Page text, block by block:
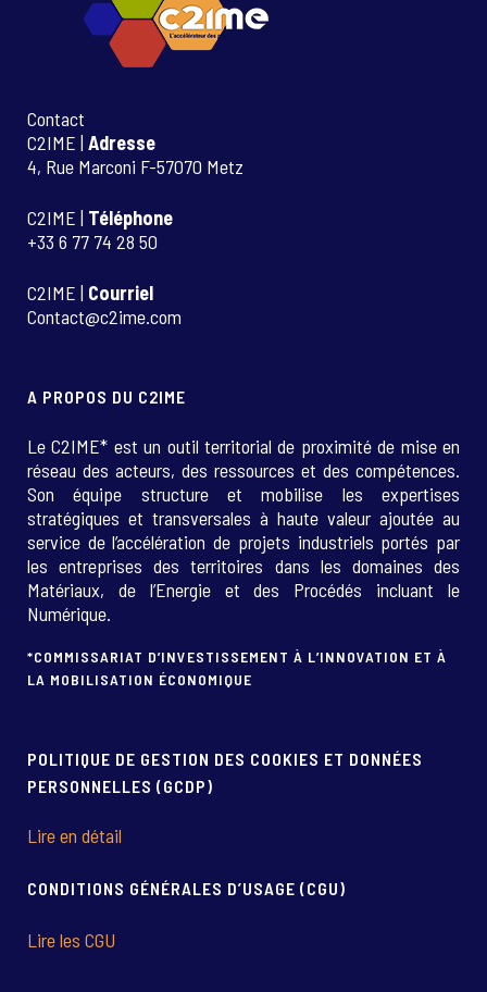
Contact
C2IME | Adresse
4, Rue Marconi F-57070 Metz
C2IME | Téléphone
+33 6 77 74 28 50
C2IME | Courriel
Contact@c2ime.com
A PROPOS DU C2IME
Le C2IME* est un outil territorial de proximité de mise en
réseau des acteurs, des ressources et des compétences.
Son équipe structure et mobilise les expertises
stratégiques et transversales à haute valeur ajoutée au
service de l’accélération de projets industriels portés par
les entreprises des territoires dans les domaines des
Matériaux, de l’Energie et des Procédés incluant le
Numérique.
*COMMISSARIAT D’INVESTISSEMENT À L’INNOVATION ET À
LA MOBILISATION ÉCONOMIQUE
POLITIQUE DE GESTION DES COOKIES ET DONNÉES
PERSONNELLES (GCDP)
Lire en détail
CONDITIONS GÉNÉRALES D’USAGE (CGU)
Lire les CGU